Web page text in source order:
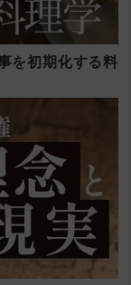
を初期化する料